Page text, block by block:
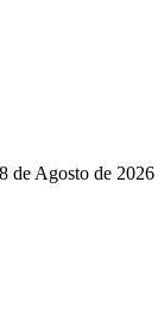
8 de Agosto de 2026